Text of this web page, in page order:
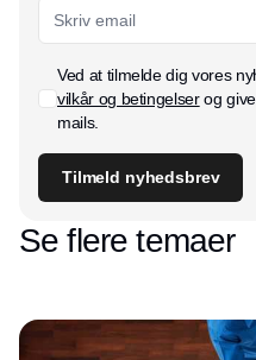
Ved at tilmelde dig vores
vilkår og betingelserog
mails.
Tilmeld nyhedsbrev
Se flere temaer